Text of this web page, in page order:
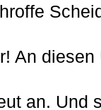
An
an. Und